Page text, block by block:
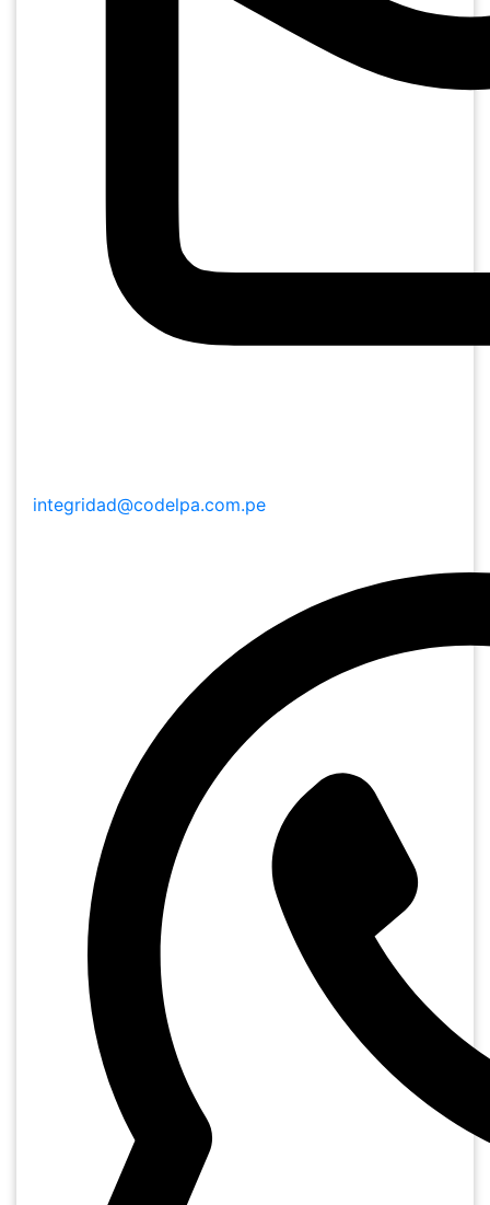
integridad@codelpa.com.pe